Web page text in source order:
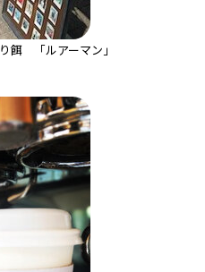
餌 「ルアーマン」